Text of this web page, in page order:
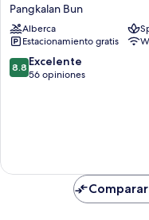
BUN
Pangkalan
Bun
Pangkalan Bun
Alberca
Estacionamiento gratis
8.8
de
8.8 Excelente
56 opiniones